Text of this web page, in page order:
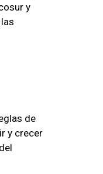
y
de
y crecer